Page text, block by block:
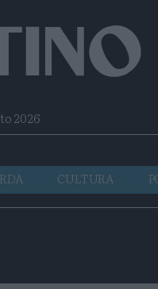
2026
CULTURA